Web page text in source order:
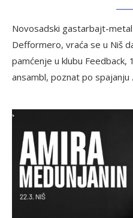
Novosadski gastarbajt-
Defformero, vraća se u Niš
pamćenje u klubu
ansambl, poznat po spajanju